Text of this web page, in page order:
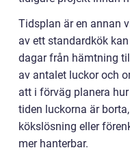
Tidsplan är en annan
av ett standardkök
dagar från hämtning
av antalet luckor och
att i förväg planera
tiden luckorna är
kökslösning eller
mer hanterbar.